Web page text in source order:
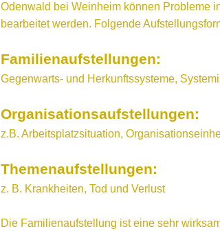
Odenwald bei Weinheim können Probleme
bearbeitet werden. Folgende
Familienaufstellungen:
Gegenwarts- und Herkunftssysteme,
Organisationsaufstellungen:
z.B. Arbeitsplatzsituation,
Themenaufstellungen:
z. B. Krankheiten, Tod und Verlust
Die Familienaufstellung ist eine sehr